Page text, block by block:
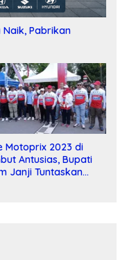
Naik, Pabrikan
Motoprix 2023 di
Antusias, Bupati
Janji Tuntaskan